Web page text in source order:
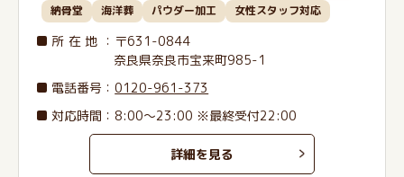
納骨堂
海洋葬 パウダー加工 女性スタッフ対応
所在地 ：〒631-0844
奈良県奈良市宝来町985-1
電話番号 ：0120-961-373
対応時間：8:00～23:00 ※最終受付22:00
詳細を見る